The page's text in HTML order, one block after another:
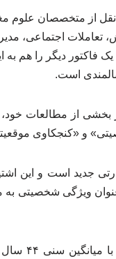
نقل از متخصصان
تعاملات اجتماعی،
فاکتور دیگر را هم به
است.
از مطالعات خود،
و «کنجکاوی
جدید است و این
ویژگی شخصیتی به
متخصصان در طول